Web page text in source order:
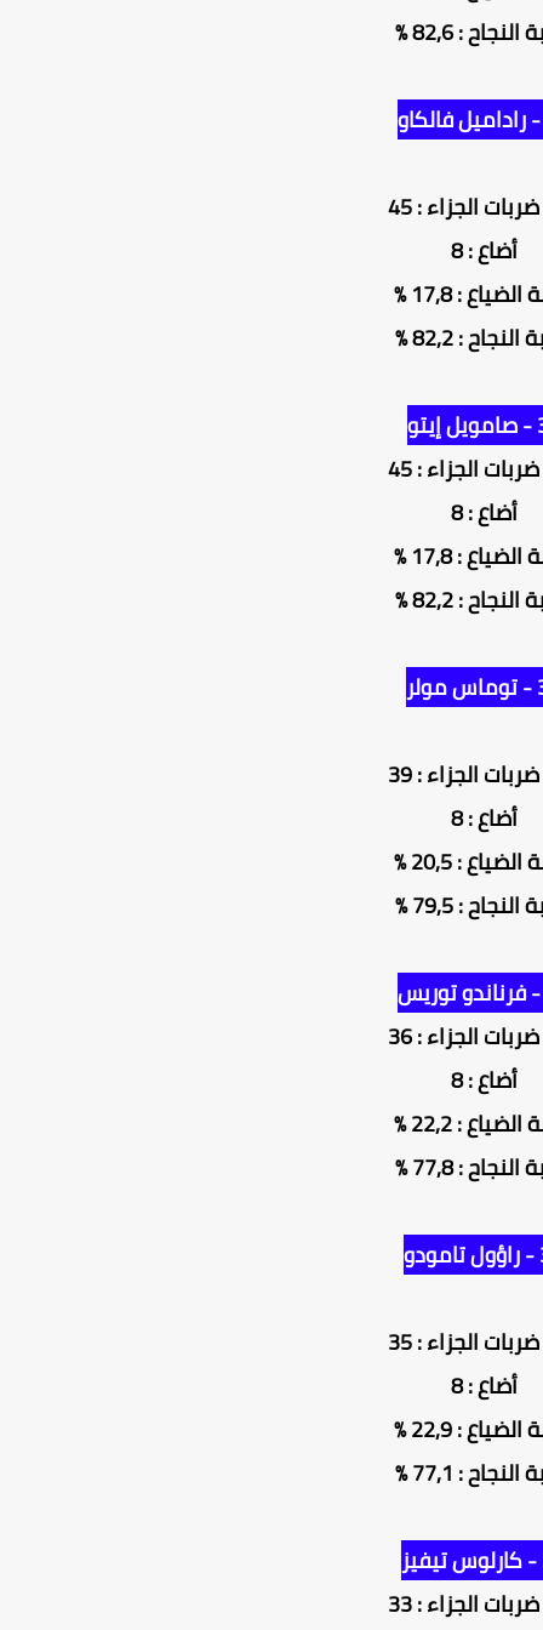
: 82,6 %
الجزاء : 45
أضاع : 8
: 17,8 %
: 82,2 %
الجزاء : 45
أضاع : 8
: 17,8 %
: 82,2 %
الجزاء : 39
أضاع : 8
: 20,5 %
: 79,5 %
الجزاء : 36
أضاع : 8
: 22,2 %
: 77,8 %
الجزاء : 35
أضاع : 8
: 22,9 %
: 77,1 %
الجزاء : 33